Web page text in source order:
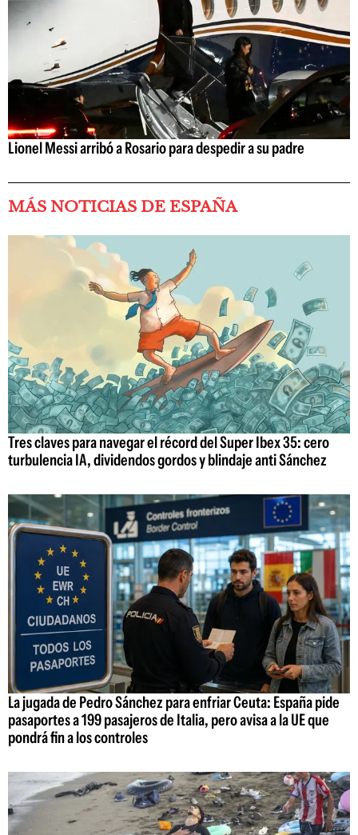
Lionel Messi arribó a Rosario para despedir a su padre
MÁS NOTICIAS DE ESPAÑA
Tres claves para navegar el récord del Super Ibex 35: cero
turbulencia IA, dividendos gordos y blindaje anti Sánchez
La jugada de Pedro Sánchez para enfriar Ceuta: España pide
pasaportes a 199 pasajeros de Italia, pero avisa a la UE que
pondrá fin a los controles